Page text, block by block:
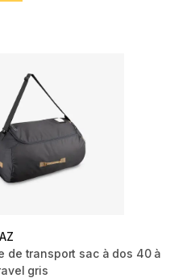
de transport sac à dos 40 à
gris